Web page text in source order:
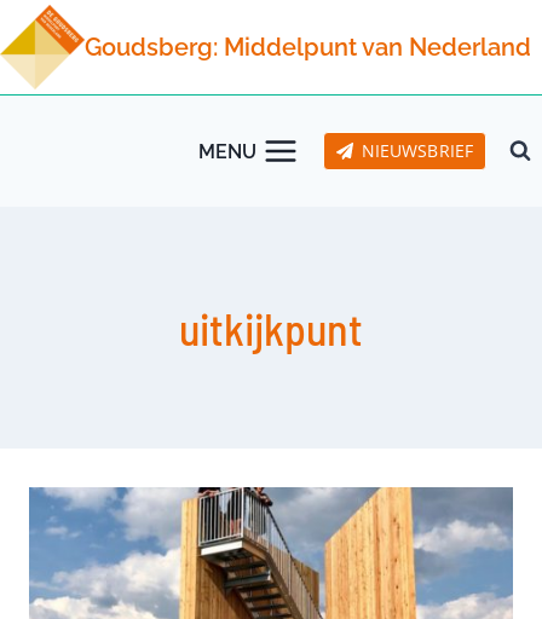
Doorgaan
naar
inhoud
Goudsberg: Middelpunt van Nederland
MENU NIEUWSBRIEF
uitkijkpunt